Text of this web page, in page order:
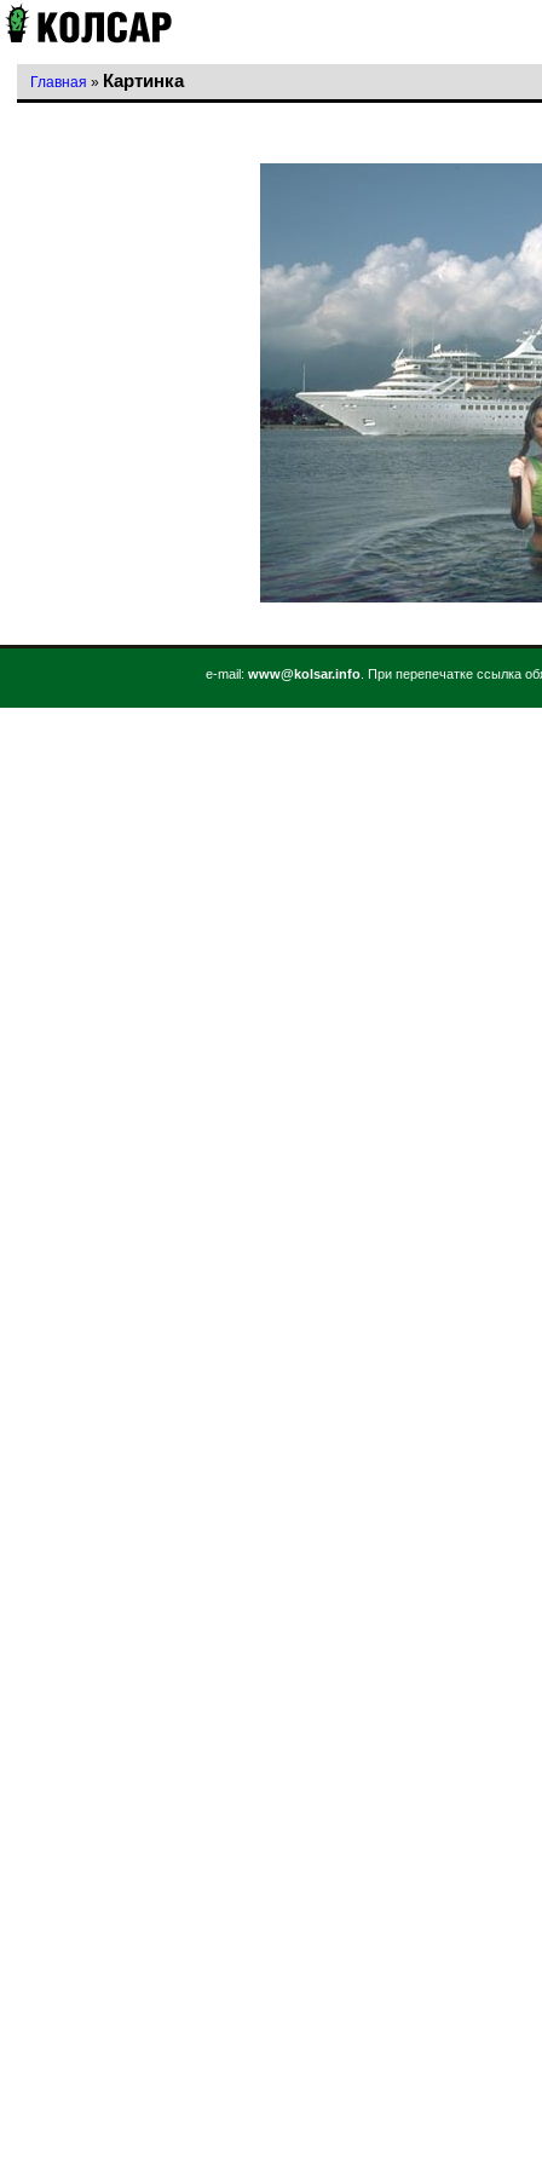
Главная » Картинка
е-mail: www@kolsar.info . При перепечатке ссылка